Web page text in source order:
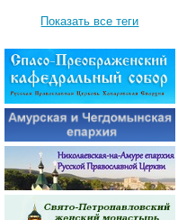
Показать все теги